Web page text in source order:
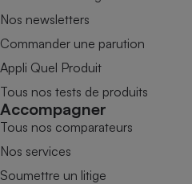
Nos newsletters
Commander une parution
Appli Quel Produit
Tous nos tests de produits
Accompagner
Tous nos comparateurs
Nos services
Soumettre un litige